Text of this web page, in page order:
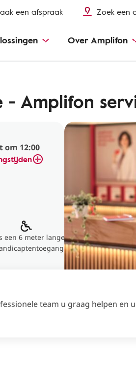
een afspraak Zoek een
Over Amplifon
- Amplifon
om 12:00
een 6 meter lange
team u graag helpen en